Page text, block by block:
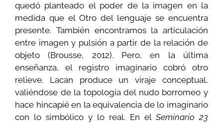
quedó planteado el poder de la imagen en la
medida que el Otro del lenguaje se encuentra
presente. También encontramos la articulación
entre imagen y pulsión a partir de la relación de
objeto (Brousse, 2012). Pero, en la última
enseñanza, el registro imaginario cobró otro
relieve. Lacan produce un viraje conceptual,
valiéndose de la topología del nudo borromeo y
hace hincapié en la equivalencia de lo imaginario
con lo simbólico y lo real. En elSeminario 23